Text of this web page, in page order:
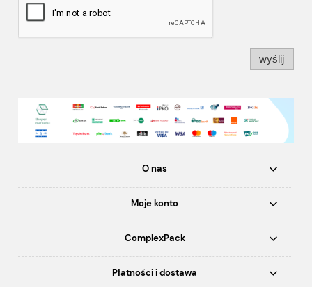
wyślij
O nas
Moje konto
ComplexPack
Płatności i dostawa